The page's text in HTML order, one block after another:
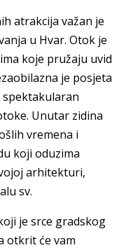
atrakcija važan je
u Hvar. Otok je
koje pružaju uvid
je posjeta
spektakularan
Unutar zidina
vremena i
koji oduzima
arhitekturi,
sv.
je srce gradskog
otkrit će vam